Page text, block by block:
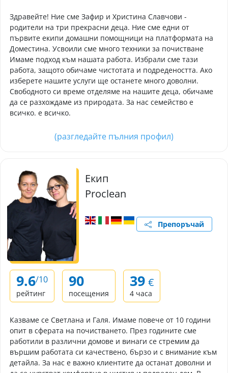
Здравейте! Ние сме Зафир и Христина Славчови -
родители на три прекрасни деца. Ние сме едни от
първите екипи домашни помощници на платформата на
Доместина. Усвоили сме много техники за почистване
Имаме подход към нашата работа. Избрали сме тази
работа, защото обичаме чистотата и подредеността. Ако
изберете нашите услуги ще останете много доволни.
Свободното си време отделяме на нашите деца, обичаме
да се разхождаме из природата. За нас семейство е
всичко. е всичко.
(разгледайте пълния профил)
Екип
Proclean
Препоръчай
9.6/10
рейтинг
90
посещения
39 €
4 часа
Казваме се Светлана и Галя. Имаме повече от 10 години
опит в сферата на почистването. През годините сме
работили в различни домове и винаги се стремим да
вършим работата си качествено, бързо и с внимание към
детайла. За нас е важно клиентите да останат доволни и